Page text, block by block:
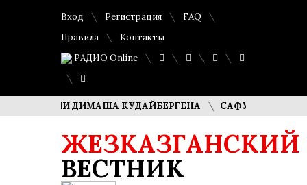
Вход Регистрация
FAQ
Правила
Контакты
РАДИО Online
ДИМАША КУДАЙБЕРГЕНА САФУАН
ЖЕЗКАЗГАНСКИЙ
ВЕСТНИК